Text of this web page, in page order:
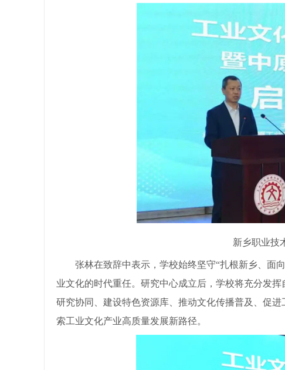
新乡职业技
张林在致辞中表示，学校始终坚守“扎根新乡、面向
业文化的时代重任。研究中心成立后，学校将充分发
研究协同、建设特色资源库、推动文化传播普及、促
索工业文化产业高质量发展新路径。